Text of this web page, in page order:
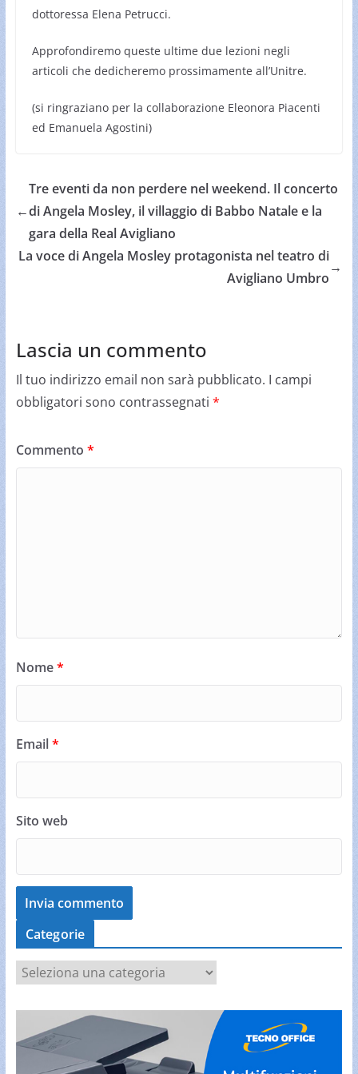
dottoressa Elena Petrucci.
Approfondiremo queste ultime due lezioni negli
articoli che dedicheremo prossimamente all’Unitre.
(si ringraziano per la collaborazione Eleonora Piacenti
ed Emanuela Agostini)
←
Tre eventi da non perdere nel weekend. Il concerto
di Angela Mosley, il villaggio di Babbo Natale e la
gara della Real Avigliano
La voce di Angela Mosley protagonista nel teatro di
Avigliano Umbro
→
Lascia un commento
Il tuo indirizzo email non sarà pubblicato. I campi
obbligatori sono contrassegnati *
Commento *
Nome*
Email*
Sito web
Categorie
a
t
g